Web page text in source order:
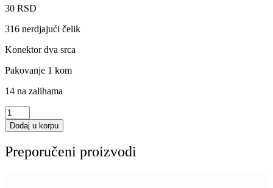
30 RSD
316 nerdjajući čelik
Konektor dva srca
Pakovanje 1 kom
14 na zalihama
Nerdjajući
čelik
316
dva
Dodaj u korpu
Preporučeni proizvodi